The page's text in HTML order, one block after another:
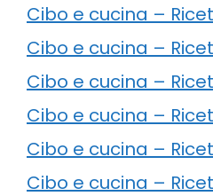
Cibo e cucina –
Cibo e cucina –
Cibo e cucina –
Cibo e cucina –
Cibo e cucina –
Cibo e cucina –